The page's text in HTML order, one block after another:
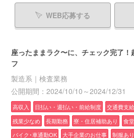
WEB応募する
座ったままラク〜に、チェック完了
フ
製造系｜検査業務
公開期間：2024/10/10～2024/12/31
高収入 日払い・週払い・前給制度 交通費支給
残業少なめ
長期勤務 寮・住居補助あり 食
バイク･車通勤OK
大手企業のお仕事 制服あり